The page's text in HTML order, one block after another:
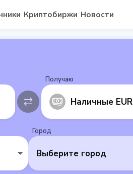
Криптобиржи Новости
Получаю
Наличные EUR
Город
Выберите город